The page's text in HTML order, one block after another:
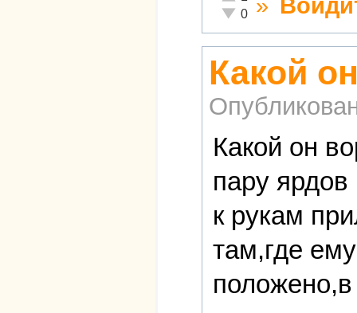
Неадекватно!
0 »
Какой
Какой он
пару ярдов
к рукам
там,где ему